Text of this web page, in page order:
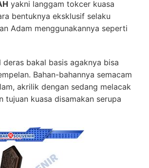
yakni langgam tokcer kuasa
bentuknya eksklusif selaku
Adam menggunakannya seperti
deras bakal basis agaknya bisa
Bahan-bahannya semacam
akrilik dengan sedang melacak
tujuan kuasa disamakan serupa